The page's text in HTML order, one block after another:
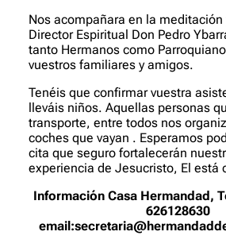
Nos acompañara en la
Director Espiritual Don Pedro
tanto Hermanos como
vuestros familiares y amigos.
Tenéis que confirmar vuestra
lleváis niños. Aquellas personas
transporte, entre todos nos
coches que vayan . Esperamos
cita que seguro fortalecerán
experiencia de Jesucristo, El está
Información Casa Hermandad,
626128630